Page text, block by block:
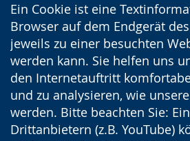
Ein Cookie ist eine
Browser auf dem Endgerät
jeweils zu einer besuchten
werden kann. Sie helfen uns
den Internetauftritt
und zu analysieren, wie
werden. Bitte beachten Sie:
Drittanbietern (z.B. YouTube)